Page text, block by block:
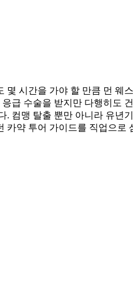
시간을 가야 할 만큼 먼 웨
급 수술을 받지만 다행히도
컴맹 탈출 뿐만 아니라 유년
약 투어 가이드를 직업으로